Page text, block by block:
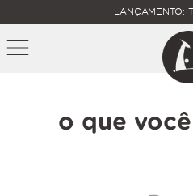
LANÇAMENTO:
o que